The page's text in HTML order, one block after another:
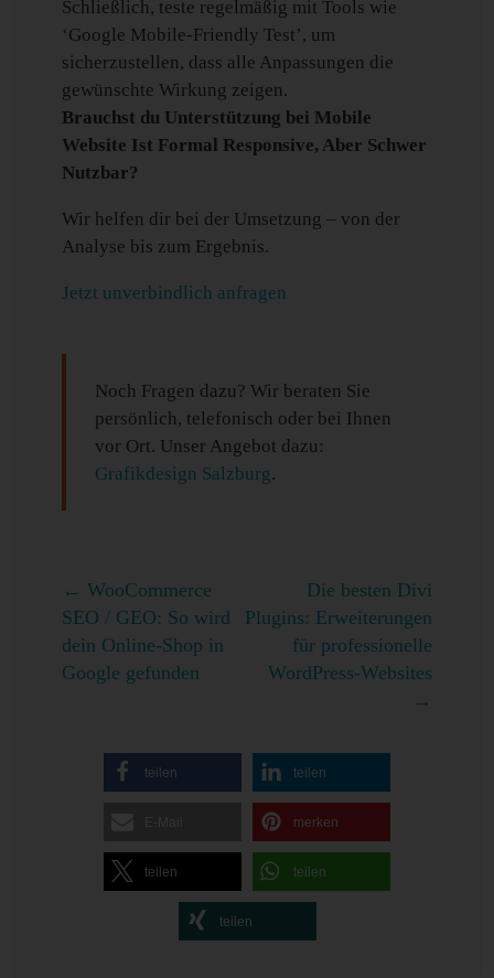
Schließlich, teste regelmäßig mit Tools wie
‘Google Mobile-Friendly Test’, um
sicherzustellen, dass alle Anpassungen die
gewünschte Wirkung zeigen.
Brauchst du Unterstützung bei Mobile
Website Ist Formal Responsive, Aber Schwer
Nutzbar?
Wir helfen dir bei der Umsetzung – von der
Analyse bis zum Ergebnis.
Jetzt unverbindlich anfragen
Noch Fragen dazu? Wir beraten Sie
persönlich, telefonisch oder bei Ihnen
vor Ort. Unser Angebot dazu:
Grafikdesign Salzburg.
←WooCommerce
SEO / GEO: So wird
dein Online-Shop in
Google gefunden
Die besten Divi
Plugins: Erweiterungen
für professionelle
WordPress-Websites
→
teilen teilen
merken
teilen teilen
teilen